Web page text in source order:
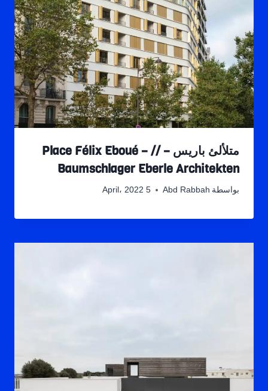
متلألئ باريس – Place Félix Eboué – //
Baumschlager Eberle Architekten
بواسطة Abd Rabbah 5 April، 2022